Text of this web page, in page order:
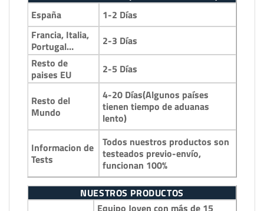
España
1-2 Días
Francia, Italia,
Portugal…
2-3 Días
Resto de
paises EU
2-5 Días
Resto del
Mundo
4-20 Días(Algunos países
tienen tiempo de aduanas
lento)
Informacion de
Tests
Todos nuestros productos son
testeados previo-envío,
funcionan 100%
NUESTROS PRODUCTOS
Equipo Joven con más de 15